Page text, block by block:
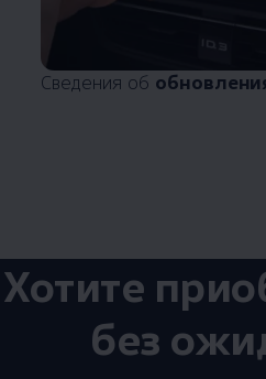
Сведения об
Хотите
без